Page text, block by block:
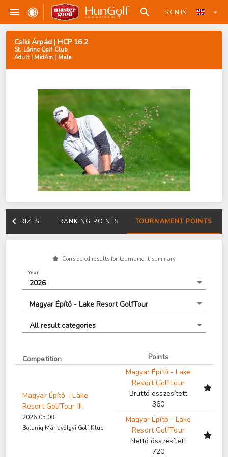
SIGN IN
Csíki Árpád | HCP 16.2
St. Lőrinc Golf Club
Adult | MidAm | Male
PRIZES RANKING POINTS TOURNAMENT POINTS
Considered results for tournament summary
Year
2026
Magyar Építő - Lake Resort GolfTour
All result categories
Competition Points
Magyar Építő - Lake
Resort GolfTour III.
2026.05.08.
Botaniq Máriavölgyi Golf Klub
Magyar Építő - Lake
Resort GolfTour
Bruttó összesített
360
Magyar Építő - Lake
Resort GolfTour
Nettó összesített
720